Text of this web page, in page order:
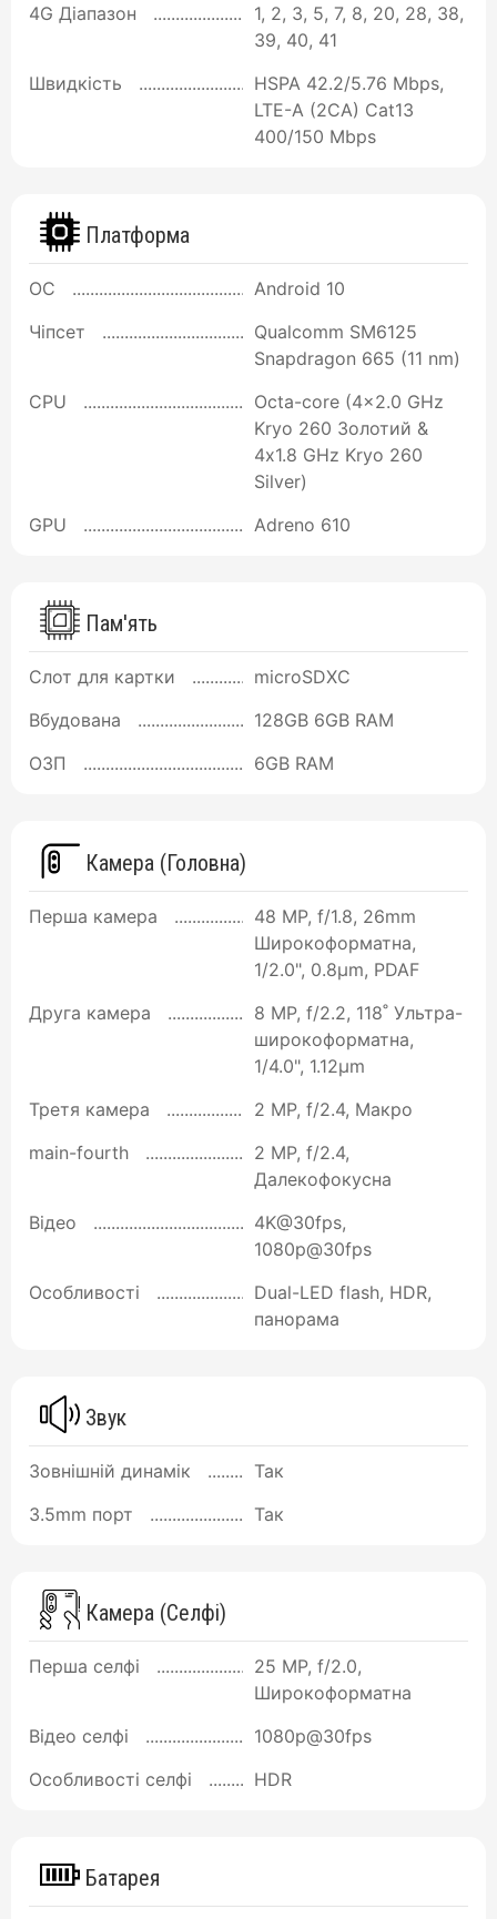
4G Діапазон
1, 2, 3, 5, 7, 8, 20, 28, 38,
39, 40, 41
Швидкість
HSPA 42.2/5.76 Mbps,
LTE-A (2CA) Cat13
400/150 Mbps
Платформа
ОС
Android 10
Чіпсет
Qualcomm SM6125
Snapdragon 665 (11 nm)
CPU
Octa-core (4x2.0 GHz
Kryo 260 Золотий &
4x1.8 GHz Kryo 260
Silver)
GPU
Adreno 610
Пам'ять
Слот для картки
microSDXC
Вбудована
128GB 6GB RAM
ОЗП
6GB RAM
Камера (Головна)
Перша камера
48 MP, f/1.8, 26mm
Широкоформатна,
1/2.0", 0.8µm, PDAF
Друга камера
8 MP, f/2.2, 118˚ Ультра-
широкоформатна,
1/4.0", 1.12µm
Третя камера
2 MP, f/2.4, Макро
main-fourth
2 MP, f/2.4,
Далекофокусна
Відео
4K@30fps,
1080p@30fps
Особливості
Dual-LED flash, HDR,
панорама
Звук
Зовнішній динамік
Так
3.5mm порт
Так
Камера (Селфі)
Перша селфі
25 MP, f/2.0,
Широкоформатна
Відео селфі
1080p@30fps
Особливості селфі
HDR
Батарея